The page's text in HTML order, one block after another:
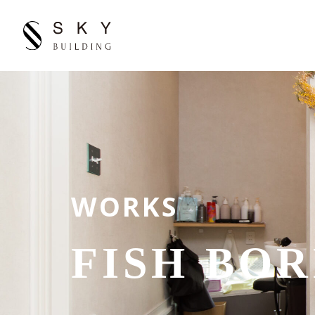
WORKS
FISH